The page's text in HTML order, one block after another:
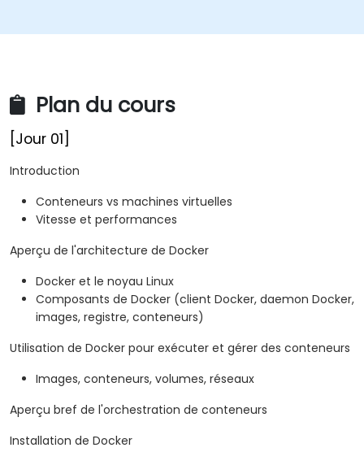
Plan du cours
[Jour 01]
Introduction
Conteneurs vs machines virtuelles
Vitesse et performances
Aperçu de l'architecture de Docker
Docker et le noyau Linux
Composants de Docker (client Docker, daemon Docker,
images, registre, conteneurs)
Utilisation de Docker pour exécuter et gérer des conteneurs
Images, conteneurs, volumes, réseaux
Aperçu bref de l'orchestration de conteneurs
Installation de Docker